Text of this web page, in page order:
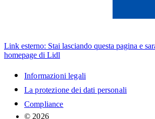
Link esterno: Stai lasciando questa pagina e
homepage di Lidl
Informazioni legali
La protezione dei dati personali
Compliance
© 2026